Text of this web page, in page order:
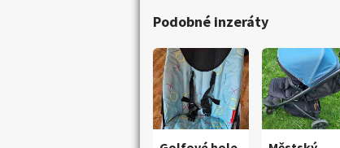
Podobné inzeráty